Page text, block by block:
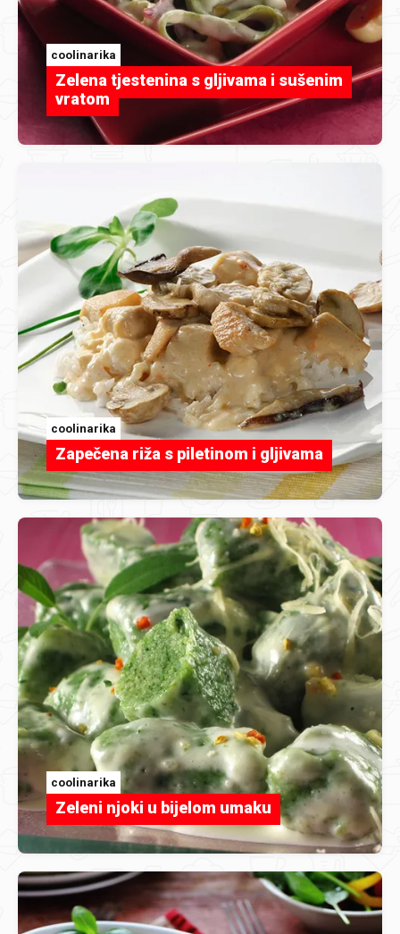
coolinarika
Zelena tjestenina s gljivama i sušenim
vratom
coolinarika
Zapečena riža s piletinom i gljivama
coolinarika
Zeleni njoki u bijelom umaku